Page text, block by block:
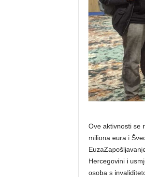
Ove aktivnosti se
miliona eura i
Hercegovini i
osoba s